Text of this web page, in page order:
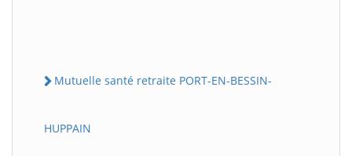
Mutuelle santé retraite PORT-EN-BESSIN-
HUPPAIN